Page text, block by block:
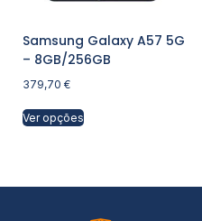
Samsung Galaxy A57 5G
– 8GB/256GB
379,70 €
Ver opções